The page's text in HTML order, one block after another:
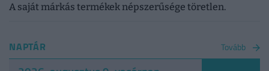
A saját márkás termékek népszerűsége töretlen.
NAPTÁR Tovább